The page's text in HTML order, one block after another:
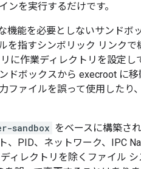
ンを実行するだけです。
機能を必要としないサンドボ
を指すシンボリック リンク
に作業ディレクトリを設定
ドボックスから execroot に
ファイルを誤って使用した
sandbox をベースに構築さ
、PID、ネットワーク、IPC
ィレクトリを除くファイル